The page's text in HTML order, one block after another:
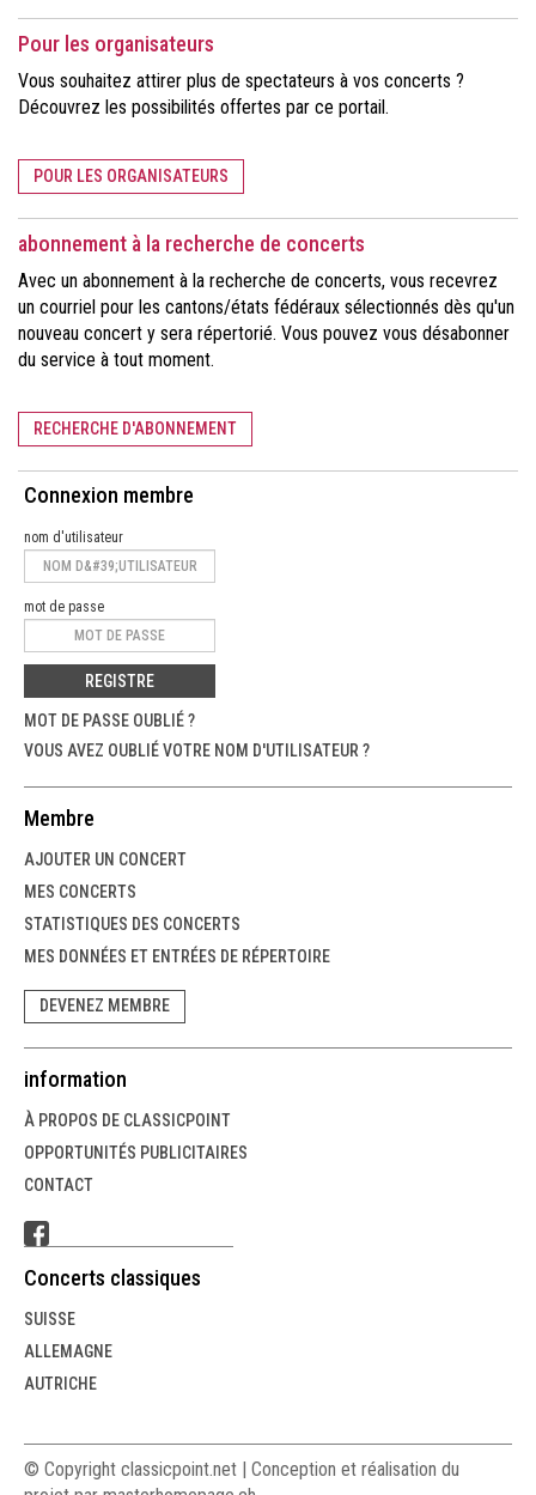
Pour les organisateurs
Vous souhaitez attirer plus de spectateurs à vos concerts ?
Découvrez les possibilités offertes par ce portail.
POUR LES ORGANISATEURS
abonnement à la recherche de concerts
Avec un abonnement à la recherche de concerts, vous recevrez
un courriel pour les cantons/états fédéraux sélectionnés dès qu'un
nouveau concert y sera répertorié. Vous pouvez vous désabonner
du service à tout moment.
RECHERCHE D'ABONNEMENT
Connexion membre
nom d'utilisateur
mot de passe
REGISTRE
MOT DE PASSE OUBLIÉ ?
VOUS AVEZ OUBLIÉ VOTRE NOM D'UTILISATEUR ?
Membre
AJOUTER UN CONCERT
MES CONCERTS
STATISTIQUES DES CONCERTS
MES DONNÉES ET ENTRÉES DE RÉPERTOIRE
DEVENEZ MEMBRE
information
À PROPOS DE CLASSICPOINT
OPPORTUNITÉS PUBLICITAIRES
CONTACT
Concerts classiques
SUISSE
ALLEMAGNE
AUTRICHE
© Copyright classicpoint.net | Conception et réalisation du